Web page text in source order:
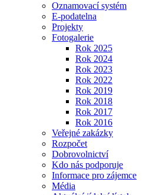
Oznamovací systém
E-podatelna
Projekty
Fotogalerie
Rok 2025
Rok 2024
Rok 2023
Rok 2022
Rok 2019
Rok 2018
Rok 2017
Rok 2016
Veřejné zakázky
Rozpočet
Dobrovolnictví
Kdo nás podporuje
Informace pro zájemce
Média